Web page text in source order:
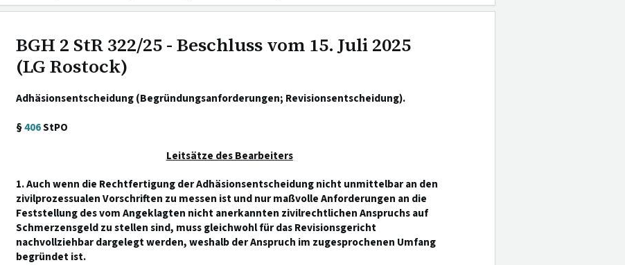
BGH 2 StR 322/25 - Beschluss vom 15. Juli 2025
(LG Rostock)
Adhäsionsentscheidung (Begründungsanforderungen; Revisionsentscheidung).
§406StPO
Leitsätze des Bearbeiters
1. Auch wenn die Rechtfertigung der Adhäsionsentscheidung nicht unmittelbar an den
zivilprozessualen Vorschriften zu messen ist und nur maßvolle Anforderungen an die
Feststellung des vom Angeklagten nicht anerkannten zivilrechtlichen Anspruchs auf
Schmerzensgeld zu stellen sind, muss gleichwohl für das Revisionsgericht
nachvollziehbar dargelegt werden, weshalb der Anspruch im zugesprochenen Umfang
begründet ist.